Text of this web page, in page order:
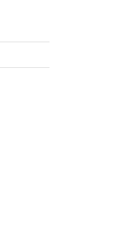
DE LA ASOCIACIÓN
NUEVA JORNADA DE